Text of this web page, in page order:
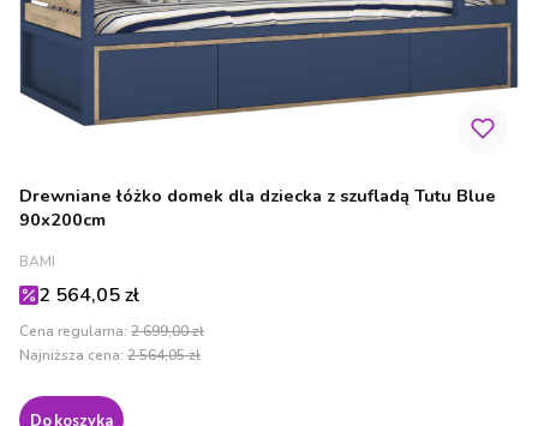
Drewniane łóżko domek dla dziecka z szufladą Tutu Blue
90x200cm
PRODUCENT
BAMI
Cena promocyjna
2 564,05 zł
Cena regularna: 2 699,00 zł
Najniższa cena: 2 564,05 zł
Do koszyka